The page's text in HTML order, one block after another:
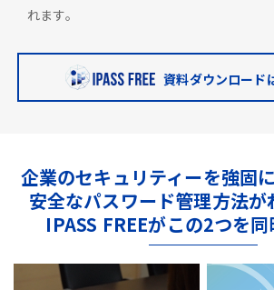
れます。
資料ダウンロード
企業のセキュリティーを強固に
安全なパスワード管理方法
IPASS FREEがこの2つを同